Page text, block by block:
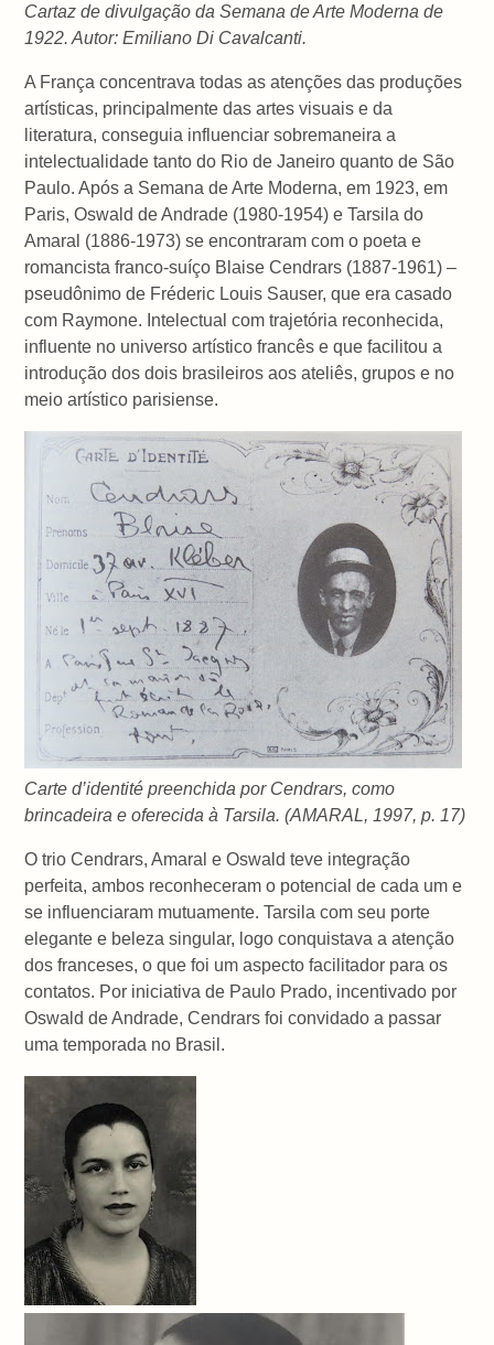
Cartaz de divulgação da Semana de Arte Moderna de
1922. Autor: Emiliano Di Cavalcanti.
A França concentrava todas as atenções das produções
artísticas, principalmente das artes visuais e da
literatura, conseguia influenciar sobremaneira a
intelectualidade tanto do Rio de Janeiro quanto de São
Paulo. Após a Semana de Arte Moderna, em 1923, em
Paris, Oswald de Andrade (1980-1954) e Tarsila do
Amaral (1886-1973) se encontraram com o poeta e
romancista franco-suíço Blaise Cendrars (1887-1961) –
pseudônimo de Fréderic Louis Sauser, que era casado
com Raymone. Intelectual com trajetória reconhecida,
influente no universo artístico francês e que facilitou a
introdução dos dois brasileiros aos ateliês, grupos e no
meio artístico parisiense.
Carte d’identité preenchida por Cendrars, como
brincadeira e oferecida à Tarsila. (AMARAL, 1997, p. 17)
O trio Cendrars, Amaral e Oswald teve integração
perfeita, ambos reconheceram o potencial de cada um e
se influenciaram mutuamente. Tarsila com seu porte
elegante e beleza singular, logo conquistava a atenção
dos franceses, o que foi um aspecto facilitador para os
contatos. Por iniciativa de Paulo Prado, incentivado por
Oswald de Andrade, Cendrars foi convidado a passar
uma temporada no Brasil.